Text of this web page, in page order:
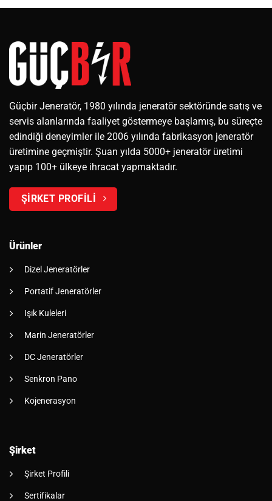
Güçbir Jeneratör, 1980 yılında jeneratör sektöründe satış ve
servis alanlarında faaliyet göstermeye başlamış, bu süreçte
edindiği deneyimler ile 2006 yılında fabrikasyon jeneratör
üretimine geçmiştir. Şuan yılda 5000+ jeneratör üretimi
yapıp 100+ ülkeye ihracat yapmaktadır.
ŞİRKET PROFİLİ
Ürünler
Dizel Jeneratörler
Portatif Jeneratörler
Işık Kuleleri
Marin Jeneratörler
DC Jeneratörler
Senkron Pano
Kojenerasyon
Şirket
Şirket Profili
Sertifikalar